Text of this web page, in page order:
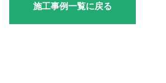
施工事例一覧に戻る